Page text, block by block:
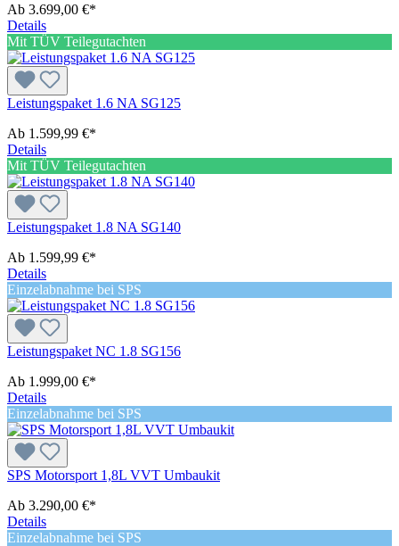
Ab 3.699,00 €*
Details
Mit TÜV Teilegutachten
Leistungspaket 1.6 NA SG125
Ab 1.599,99 €*
Details
Mit TÜV Teilegutachten
Leistungspaket 1.8 NA SG140
Ab 1.599,99 €*
Details
Einzelabnahme bei SPS
Leistungspaket NC 1.8 SG156
Ab 1.999,00 €*
Details
Einzelabnahme bei SPS
SPS Motorsport 1,8L VVT Umbaukit
Ab 3.290,00 €*
Details
Einzelabnahme bei SPS